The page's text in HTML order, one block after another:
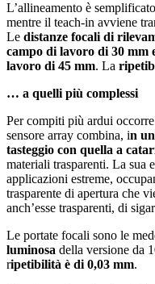
L’allineamento è
mentre il teach-in avviene
Le distanze focali di
campo di lavoro di 30 mm
lavoro di 45 mm. La
… a quelli più complessi
Per compiti più ardui
sensore array combina, in
tasteggio con quella a
materiali trasparenti. La sua
applicazioni estreme,
trasparente di apertura che
anch’esse trasparenti, di
Le portate focali sono le
luminosa della versione da
ripetibilità è di 0,03 mm.